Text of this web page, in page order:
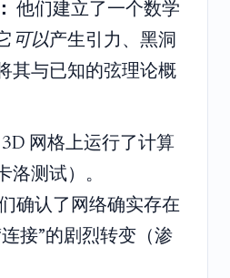
他们建立了一个数学
可以产生引力、黑洞
其与已知的弦理论概
网格上运行了计算
洛测试）。
确认了网络确实存在
连接”的剧烈转变（渗